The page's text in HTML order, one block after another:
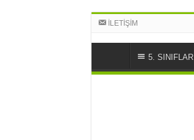
İLETİŞİM
5. SINIFLAR